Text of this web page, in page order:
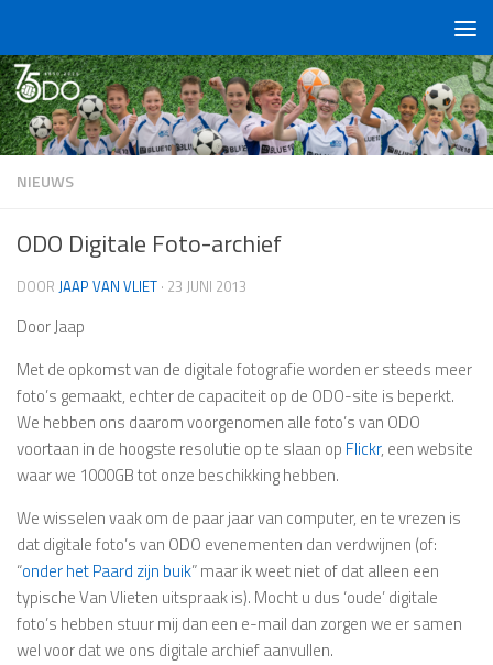
NIEUWS
ODO Digitale Foto-archief
DOOR JAAP VAN VLIET · 23 JUNI 2013
Door Jaap
Met de opkomst van de digitale fotografie worden er steeds meer
foto’s gemaakt, echter de capaciteit op de ODO-site is beperkt.
We hebben ons daarom voorgenomen alle foto’s van ODO
voortaan in de hoogste resolutie op te slaan op Flickr, een website
waar we 1000GB tot onze beschikking hebben.
We wisselen vaak om de paar jaar van computer, en te vrezen is
dat digitale foto’s van ODO evenementen dan verdwijnen (of:
“onder het Paard zijn buik” maar ik weet niet of dat alleen een
typische Van Vlieten uitspraak is). Mocht u dus ‘oude’ digitale
foto’s hebben stuur mij dan een e-mail dan zorgen we er samen
wel voor dat we ons digitale archief aanvullen.